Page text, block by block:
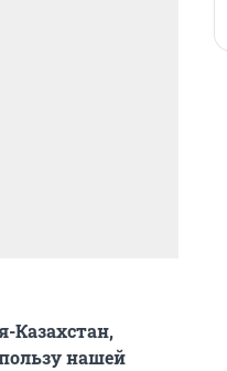
Казахстан,
нашей